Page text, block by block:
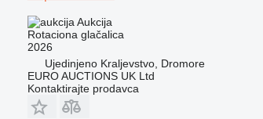
Aukcija
Rotaciona glačalica
2026
Ujedinjeno Kraljevstvo, Dromore
EURO AUCTIONS UK Ltd
Kontaktirajte prodavca